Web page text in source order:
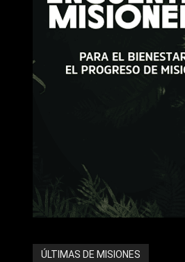
ÚLTIMAS DE MISIONES